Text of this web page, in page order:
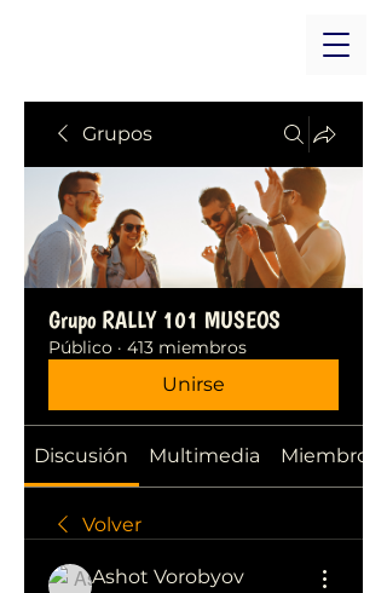
Grupos
Grupo RALLY 101 MUSEOS
Público · 413 miembros
Unirse
Discusión Multimedia Miembros
Volver
Ashot Vorobyov